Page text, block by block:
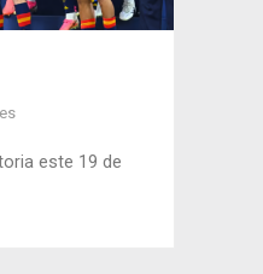
este 19 de